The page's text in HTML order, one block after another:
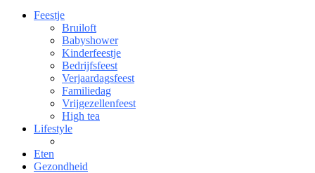
Feestje
Bruiloft
Babyshower
Kinderfeestje
Bedrijfsfeest
Verjaardagsfeest
Familiedag
Vrijgezellenfeest
High tea
Lifestyle
Eten
Gezondheid